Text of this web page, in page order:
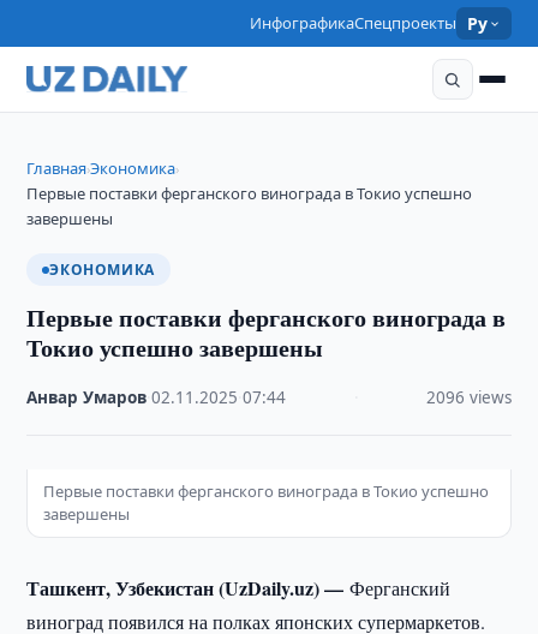
ИнфографикаСпецпроекты Ру
Главная›Экономика›
Первые поставки ферганского винограда в Токио успешно
завершены
ЭКОНОМИКА
Первые поставки ферганского винограда в
Токио успешно завершены
Анвар Умаров ·02.11.2025 ·07:44 2096 views
Первые поставки ферганского винограда в Токио успешно
завершены
Ташкент, Узбекистан (UzDaily.uz) —Ферганский
виноград появился на полках японских супермаркетов.